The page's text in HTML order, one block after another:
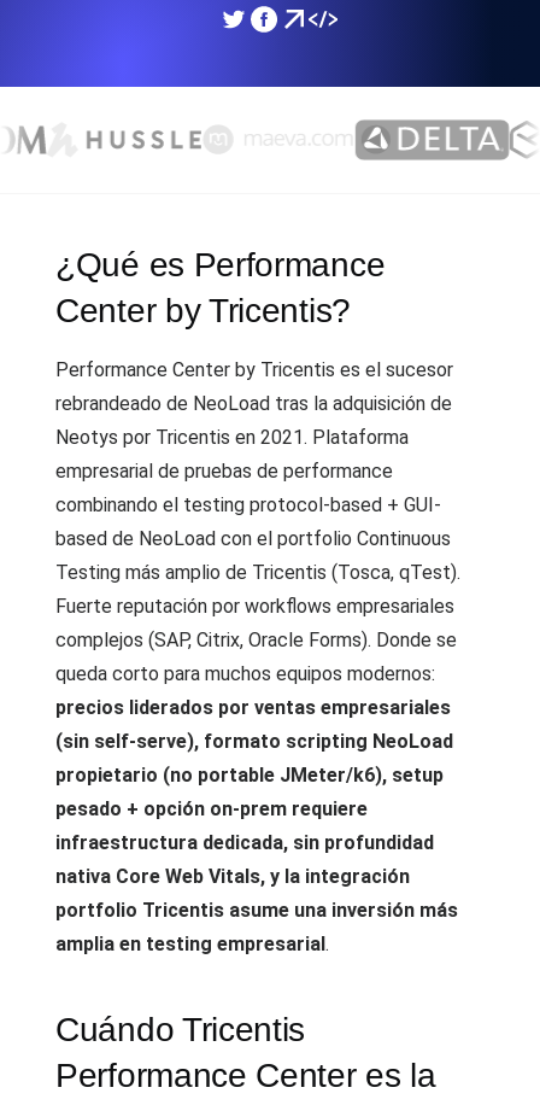
¿Qué es Performance
Center by Tricentis?
Performance Center by Tricentis es el sucesor
rebrandeado de NeoLoad tras la adquisición de
Neotys por Tricentis en 2021. Plataforma
empresarial de pruebas de performance
combinando el testing protocol-based + GUI-
based de NeoLoad con el portfolio Continuous
Testing más amplio de Tricentis (Tosca, qTest).
Fuerte reputación por workflows empresariales
complejos (SAP, Citrix, Oracle Forms). Donde se
queda corto para muchos equipos modernos:
precios liderados por ventas empresariales
(sin self-serve), formato scripting NeoLoad
propietario (no portable JMeter/k6), setup
pesado + opción on-prem requiere
infraestructura dedicada, sin profundidad
nativa Core Web Vitals, y la integración
portfolio Tricentis asume una inversión más
amplia en testing empresarial.
Cuándo Tricentis
Performance Center es la